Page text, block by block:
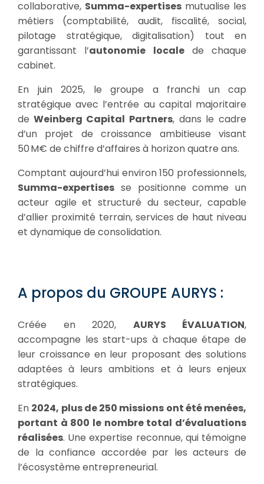
collaborative, Summa-expertises mutualise les
métiers (comptabilité, audit, fiscalité, social,
pilotage stratégique, digitalisation) tout en
garantissant l’autonomie localede chaque
cabinet.
En juin 2025, le groupe a franchi un cap
stratégique avec l’entrée au capital majoritaire
de Weinberg Capital Partners, dans le cadre
d’un projet de croissance ambitieuse visant
50 M€ de chiffre d’affaires à horizon quatre ans.
Comptant aujourd’hui environ 150 professionnels,
Summa-expertises se positionne comme un
acteur agile et structuré du secteur, capable
d’allier proximité terrain, services de haut niveau
et dynamique de consolidation.
A propos du GROUPE AURYS :
Créée en 2020, AURYS ÉVALUATION,
accompagne les start-ups à chaque étape de
leur croissance en leur proposant des solutions
adaptées à leurs ambitions et à leurs enjeux
stratégiques.
En 2024, plus de 250 missions ont été menées,
portant à 800 le nombre total d’évaluations
réalisées. Une expertise reconnue, qui témoigne
de la confiance accordée par les acteurs de
l’écosystème entrepreneurial.